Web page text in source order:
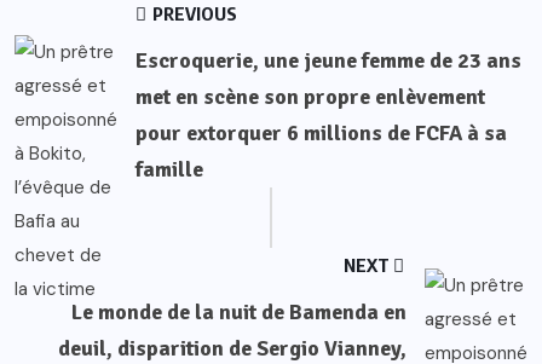
PREVIOUS
Escroquerie, une jeune femme de 23 ans
met en scène son propre enlèvement
pour extorquer 6 millions de FCFA à sa
famille
NEXT
Le monde de la nuit de Bamenda en
deuil, disparition de Sergio Vianney,